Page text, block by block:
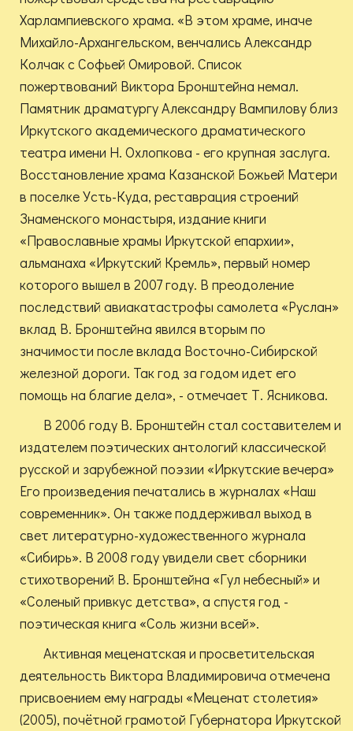
Харлампиевского храма. «В этом храме, иначе
Михайло-Архангельском, венчались Александр
Колчак с Софьей Омировой. Список
пожертвований Виктора Бронштейна немал.
Памятник драматургу Александру Вампилову близ
Иркутского академического драматического
театра имени Н. Охлопкова - его крупная заслуга.
Восстановление храма Казанской Божьей Матери
в поселке Усть-Куда, реставрация строений
Знаменского монастыря, издание книги
«Православные храмы Иркутской епархии»,
альманаха «Иркутский Кремль», первый номер
которого вышел в 2007 году. В преодоление
последствий авиакатастрофы самолета «Руслан»
вклад В. Бронштейна явился вторым по
значимости после вклада Восточно-Сибирской
железной дороги. Так год за годом идет его
помощь на благие дела», - отмечает Т. Ясникова.
В 2006 году В. Бронштейн стал составителем и
издателем поэтических антологий классической
русской и зарубежной поэзии «Иркутские вечера»
Его произведения печатались в журналах «Наш
современник». Он также поддерживал выход в
свет литературно-художественного журнала
«Сибирь». В 2008 году увидели свет сборники
стихотворений В. Бронштейна «Гул небесный» и
«Соленый привкус детства», а спустя год -
поэтическая книга «Соль жизни всей».
Активная меценатская и просветительская
деятельность Виктора Владимировича отмечена
присвоением ему награды «Меценат столетия»
(2005), почётной грамотой Губернатора Иркутской